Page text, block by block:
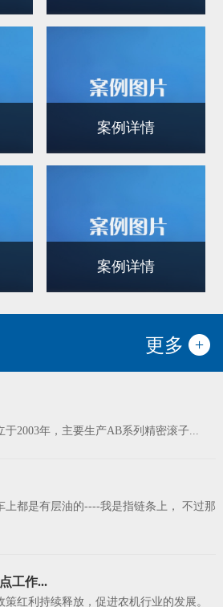
案例详情
案例详情
更多
2003年，主要生产AB系列精密滚子...
都是有层油的----我是指链条上， 不过那
工作...
红利持续释放，促进农机行业的发展。